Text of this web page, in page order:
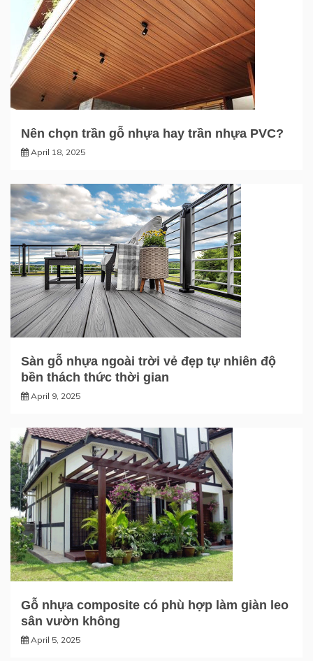
Nên chọn trần gỗ nhựa hay trần nhựa PVC?
April 18, 2025
Sàn gỗ nhựa ngoài trời vẻ đẹp tự nhiên độ
bền thách thức thời gian
April 9, 2025
Gỗ nhựa composite có phù hợp làm giàn leo
sân vườn không
April 5, 2025